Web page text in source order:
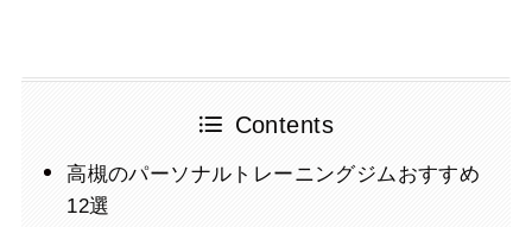
Contents
高槻のパーソナルトレーニングジムおすすめ
12選